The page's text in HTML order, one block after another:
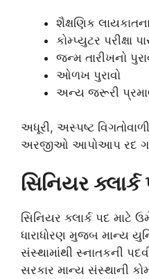
શૈક્ષણિક
કોમ્પ્યુટર પરીક્ષા
જન્મ તારીખનો
ઓળખ પુરાવો
અન્ય જરૂરી
અધૂરી, અસ્પષ્ટ
અરજીઓ આપોઆપ રદ
સિનિયર ક્લાર્ક
સિનિયર ક્લાર્ક પદ માટે
ધારાધોરણ મુજબ માન્ય
સંસ્થામાંથી સ્નાતકની
સરકાર માન્ય સંસ્થાની